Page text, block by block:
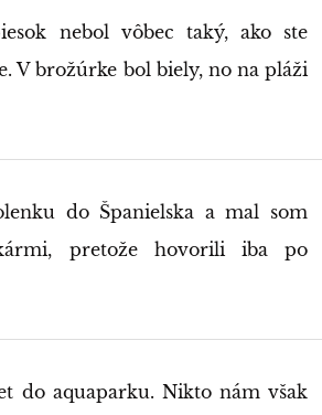
nebol vôbec taký, ako ste
V brožúrke bol biely, no na pláži
do Španielska a mal som
pretože hovorili iba po
do aquaparku. Nikto nám však